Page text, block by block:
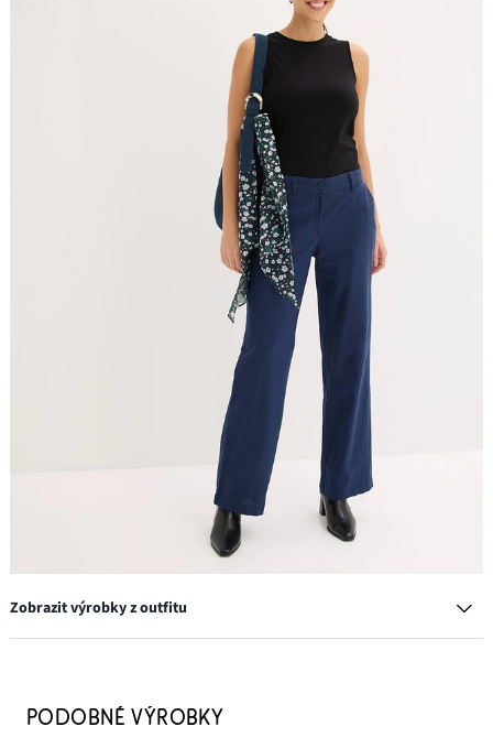
Zobrazit výrobky z outfitu
299 Kč
PODOBNÉ VÝROBKY